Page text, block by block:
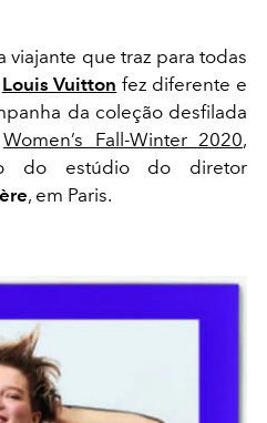
viajante que traz para todas
Louis Vuitton fez diferente e
da coleção desfilada
Women’s Fall-Winter 2020,
do estúdio do diretor
, em Paris.